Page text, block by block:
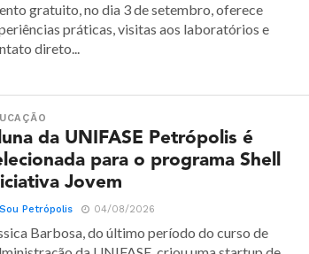
gratuito, no dia 3 de setembro, oferece
práticas, visitas aos laboratórios e
direto...
da UNIFASE Petrópolis é
para o programa Shell
Jovem
Sou Petrópolis 04/08/2026
Barbosa, do último período do curso de